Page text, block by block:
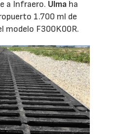
a Infraero. Ulma ha
1.700 ml de
modelo F300K00R.